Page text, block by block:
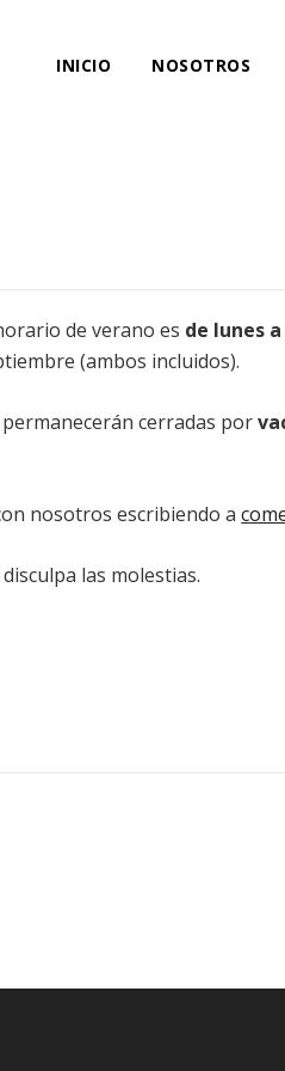
INICIO NOSOTROS
de verano es de lunes
(ambos incluidos).
cerradas por
nosotros escribiendo a
las molestias.